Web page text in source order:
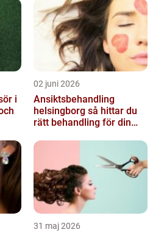
i
02 juni 2026
Ansiktsbehandling
helsingborg så hittar du
rätt behandling för din
31 maj 2026